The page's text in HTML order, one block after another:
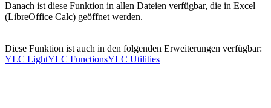
Danach ist diese Funktion in allen Dateien verfügbar, die in Excel
(LibreOffice Calc) geöffnet werden.
Diese Funktion ist auch in den folgenden Erweiterungen verfügbar:
YLC LightYLC FunctionsYLC Utilities